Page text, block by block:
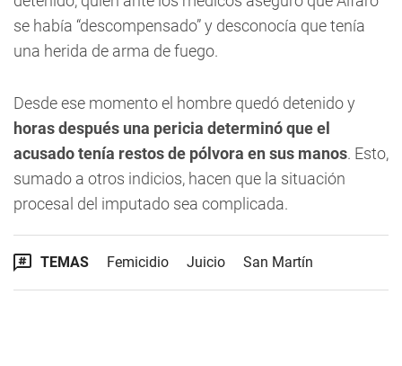
se había “descompensado” y desconocía que tenía
una herida de arma de fuego.
Desde ese momento el hombre quedó detenido y
horas después una pericia determinó que el
acusado tenía restos de pólvora en sus manos. Esto,
sumado a otros indicios, hacen que la situación
procesal del imputado sea complicada.
TEMAS Femicidio Juicio San Martín